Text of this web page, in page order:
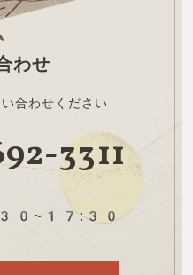
わせ
合わせください
3311